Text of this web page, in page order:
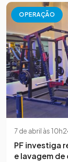
OPERAÇÃO
7 de abril às
PF investiga
e lavagem de